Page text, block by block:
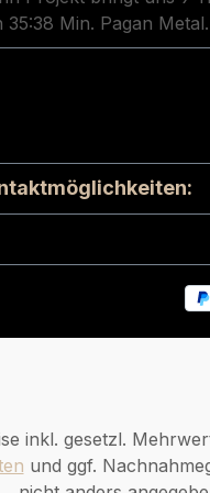
35:38 Min. Pagan Metal.
inkl. gesetzl.
und ggf.